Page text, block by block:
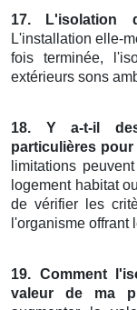
17. L'isolation
L'installation elle-
fois terminée,
extérieurs sons
18. Y a-t-il
particulières
limitations
logement habitat
de vérifier les
l'organisme offrant
19. Comment
valeur de ma